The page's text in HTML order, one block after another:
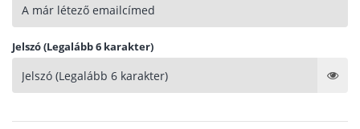
Jelszó (Legalább 6 karakter)